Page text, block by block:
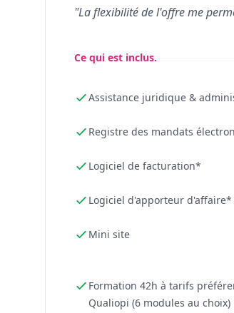
"La flexibilité de l'offre me
Ce qui est inclus.
Assistance juridique &
Registre des mandats
Logiciel de facturation*
Logiciel d'apporteur d'affaire*
Mini site
Formation 42h à tarifs
Qualiopi (6 modules au choix)